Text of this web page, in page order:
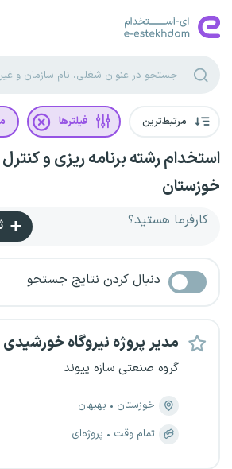
مرتبط‌ترین فیلترها
استخدام رشته برنامه ریزی و
خوزستان
کارفرما هستید؟
دنبال کردن نتایج جستجو
مدیر پروژه نیروگاه خورشیدی
گروه صنعتی سازه پیوند
خوزستان
بهبهان
تمام وقت
پروژه‌ای